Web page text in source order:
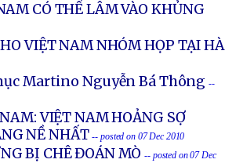
CÓ THỂ LÂM VÀO KHỦNG
VIỆT NAM NHÓM HỌP TẠI HÀ
Martino Nguyễn Bá Thông --
VIỆT NAM HOẢNG SỢ
NỀ NHẤT -- posted on 07 Dec 2010
BỊ CHÊ ĐOÁN MÒ -- posted on 07 Dec